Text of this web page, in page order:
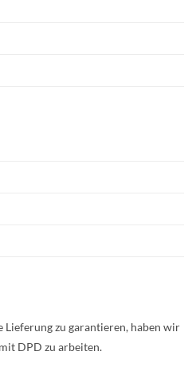
Lieferung zu garantieren, haben wir
DPD zu arbeiten.